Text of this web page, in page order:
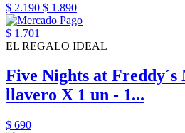
$ 2.190 $ 1.890
$ 1.701
EL REGALO IDEAL
Five Nights at
llavero X 1 un - 1...
$ 690